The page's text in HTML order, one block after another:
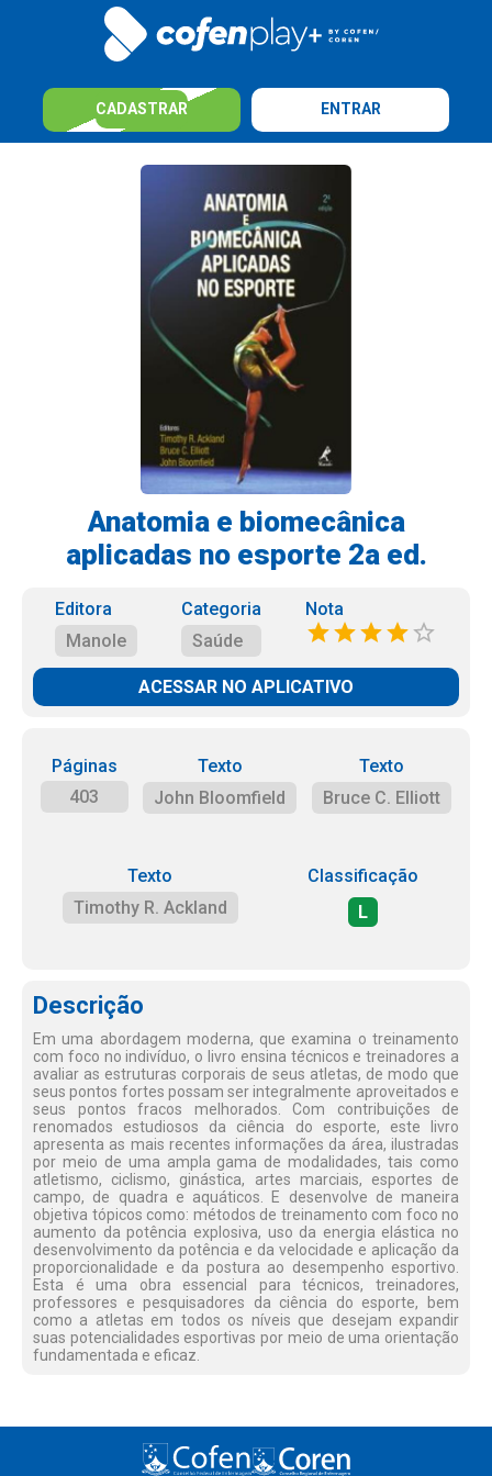
CADASTRAR ENTRAR
Anatomia e biomecânica
aplicadas no esporte 2a ed.
Editora
Manole
Categoria
Saúde
Nota
ACESSAR NO APLICATIVO
Páginas
403
Texto
John Bloomfield
Texto
Bruce C. Elliott
Texto
Timothy R. Ackland
Classificação
L
Descrição
Em uma abordagem moderna, que examina o treinamento
com foco no indivíduo, o livro ensina técnicos e treinadores a
avaliar as estruturas corporais de seus atletas, de modo que
seus pontos fortes possam ser integralmente aproveitados e
seus pontos fracos melhorados. Com contribuições de
renomados estudiosos da ciência do esporte, este livro
apresenta as mais recentes informações da área, ilustradas
por meio de uma ampla gama de modalidades, tais como
atletismo, ciclismo, ginástica, artes marciais, esportes de
campo, de quadra e aquáticos. E desenvolve de maneira
objetiva tópicos como: métodos de treinamento com foco no
aumento da potência explosiva, uso da energia elástica no
desenvolvimento da potência e da velocidade e aplicação da
proporcionalidade e da postura ao desempenho esportivo.
Esta é uma obra essencial para técnicos, treinadores,
professores e pesquisadores da ciência do esporte, bem
como a atletas em todos os níveis que desejam expandir
suas potencialidades esportivas por meio de uma orientação
fundamentada e eficaz.